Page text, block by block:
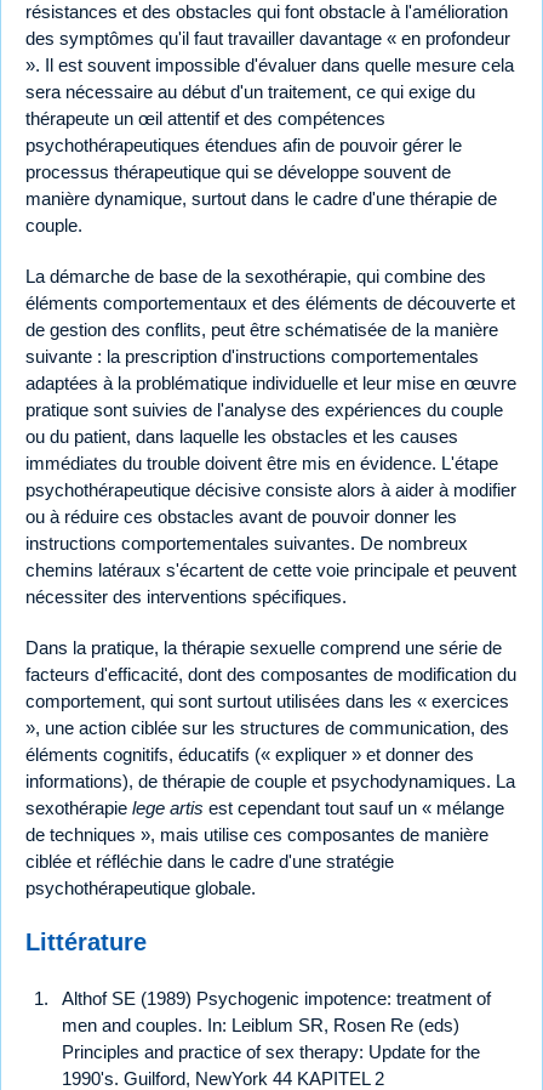
résistances et des obstacles qui font obstacle à l'amélioration
des symptômes qu'il faut travailler davantage « en profondeur
». Il est souvent impossible d'évaluer dans quelle mesure cela
sera nécessaire au début d'un traitement, ce qui exige du
thérapeute un œil attentif et des compétences
psychothérapeutiques étendues afin de pouvoir gérer le
processus thérapeutique qui se développe souvent de
manière dynamique, surtout dans le cadre d'une thérapie de
couple.
La démarche de base de la sexothérapie, qui combine des
éléments comportementaux et des éléments de découverte et
de gestion des conflits, peut être schématisée de la manière
suivante : la prescription d'instructions comportementales
adaptées à la problématique individuelle et leur mise en œuvre
pratique sont suivies de l'analyse des expériences du couple
ou du patient, dans laquelle les obstacles et les causes
immédiates du trouble doivent être mis en évidence. L'étape
psychothérapeutique décisive consiste alors à aider à modifier
ou à réduire ces obstacles avant de pouvoir donner les
instructions comportementales suivantes. De nombreux
chemins latéraux s'écartent de cette voie principale et peuvent
nécessiter des interventions spécifiques.
Dans la pratique, la thérapie sexuelle comprend une série de
facteurs d'efficacité, dont des composantes de modification du
comportement, qui sont surtout utilisées dans les « exercices
», une action ciblée sur les structures de communication, des
éléments cognitifs, éducatifs (« expliquer » et donner des
informations), de thérapie de couple et psychodynamiques. La
sexothérapie lege artis est cependant tout sauf un « mélange
de techniques », mais utilise ces composantes de manière
ciblée et réfléchie dans le cadre d'une stratégie
psychothérapeutique globale.
Littérature
Althof SE (1989) Psychogenic impotence: treatment of
men and couples. In: Leiblum SR, Rosen Re (eds)
Principles and practice of sex therapy: Update for the
1990's. Guilford, NewYork 44 KAPITEL 2